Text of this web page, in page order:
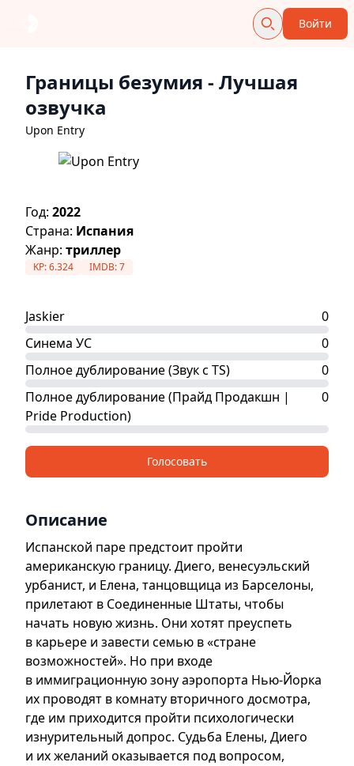
Войти
Границы безумия - Лучшая
озвучка
Upon Entry
Год: 2022
Страна: Испания
Жанр: триллер
KP:6.324 IMDB:7
Jaskier
0
Синема УС
0
Полное дублирование (Звук с TS)
0
Полное дублирование (Прайд Продакшн |
Pride Production)
0
Голосовать
Описание
Испанской паре предстоит пройти
американскую границу. Диего, венесуэльский
урбанист, и Елена, танцовщица из Барселоны,
прилетают в Соединенные Штаты, чтобы
начать новую жизнь. Они хотят преуспеть
в карьере и завести семью в «стране
возможностей». Но при входе
в иммиграционную зону аэропорта Нью-Йорка
их проводят в комнату вторичного досмотра,
где им приходится пройти психологически
изнурительный допрос. Судьба Елены, Диего
и их желаний оказывается под вопросом,